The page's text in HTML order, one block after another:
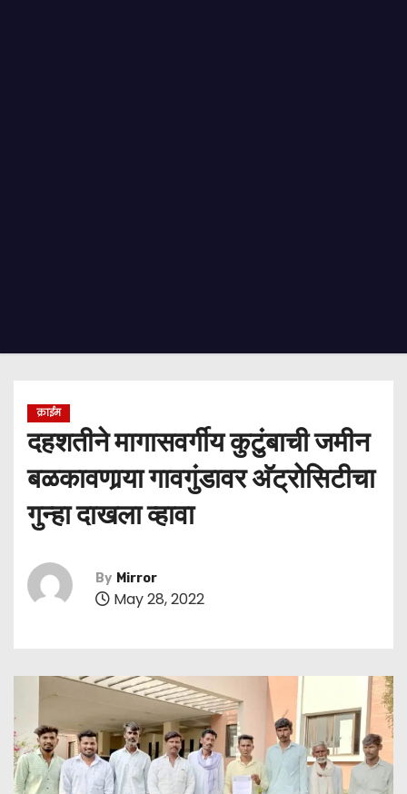
क्राईम
दहशतीने मागासवर्गीय कुटुंबाची जमीन
बळकावणार्‍या गावगुंडावर अ‍ॅट्रोसिटीचा
गुन्हा दाखला व्हावा
By Mirror
May 28, 2022